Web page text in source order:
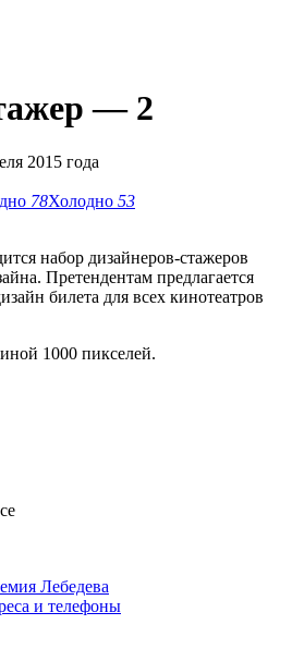
— 2
2015 года
78Холодно 53
набор дизайнеров-стажеров
Претендентам предлагается
билета для всех кинотеатров
1000 пикселей.
Лебедева
и телефоны